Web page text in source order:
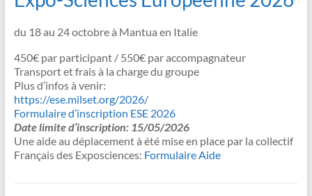
du 18 au 24 octobre à Mantua en Italie
450€ par participant / 550€ par accompagnateur
Transport et frais à la charge du groupe
Plus d’infos à venir:
https://ese.milset.org/2026/
Formulaire d’inscription ESE 2026
Date limite d’inscription: 15/05/2026
Une aide au déplacement à été mise en place par la collectif
Français des Exposciences: Formulaire Aide